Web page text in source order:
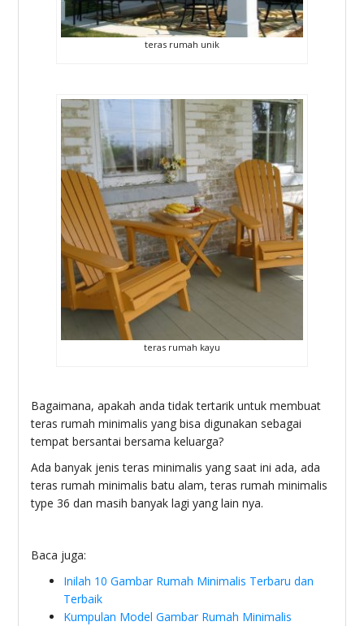
teras rumah unik
teras rumah kayu
Bagaimana, apakah anda tidak tertarik untuk membuat
teras rumah minimalis yang bisa digunakan sebagai
tempat bersantai bersama keluarga?
Ada banyak jenis teras minimalis yang saat ini ada, ada
teras rumah minimalis batu alam, teras rumah minimalis
type 36 dan masih banyak lagi yang lain nya.
Baca juga:
Inilah 10 Gambar Rumah Minimalis Terbaru dan
Terbaik
Kumpulan Model Gambar Rumah Minimalis